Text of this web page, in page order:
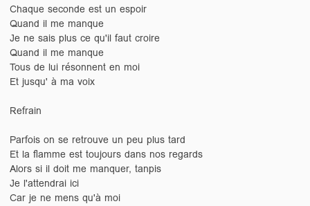
Chaque seconde est un espoir
Quand il me manque
Je ne sais plus ce qu'il faut croire
Quand il me manque
Tous de lui résonnent en moi
Et jusqu' à ma voix
Refrain
Parfois on se retrouve un peu plus tard
Et la flamme est toujours dans nos regards
Alors si il doit me manquer, tanpis
Je l'attendrai ici
Car je ne mens qu'à moi